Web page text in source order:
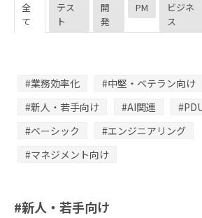
全
て
テス
ト
開
発
PM
ビジネ
ス
#業務効率化
#中堅・ベテラン向け
#新人・若手向け
#AI関連
#ベーシック
#エンジニアリング
#マネジメント向け
#新人・若手向け